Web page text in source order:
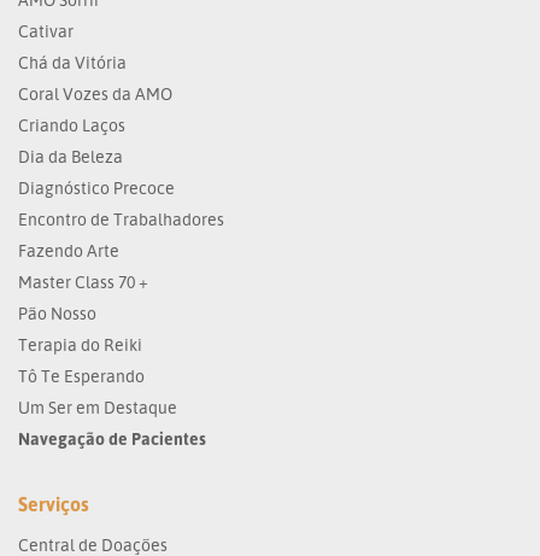
Cativar
Chá da Vitória
Coral Vozes da AMO
Criando Laços
Dia da Beleza
Diagnóstico Precoce
Encontro de Trabalhadores
Fazendo Arte
Master Class 70 +
Pão Nosso
Terapia do Reiki
Tô Te Esperando
Um Ser em Destaque
Navegação de Pacientes
Serviços
Central de Doações